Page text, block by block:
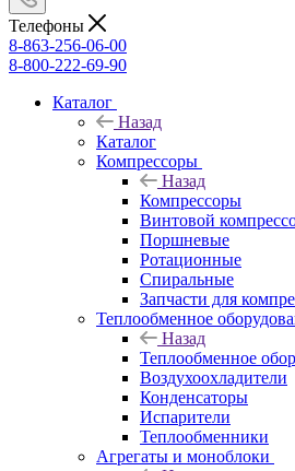
Телефоны
8-863-256-06-00
8-800-222-69-90
Каталог
Назад
Каталог
Компрессоры
Назад
Компрессоры
Винтовой
Поршневые
Ротационные
Спиральные
Запчасти для
Теплообменное
Назад
Теплообменное
Воздухоохладители
Конденсаторы
Испарители
Теплообменники
Агрегаты и моноблоки